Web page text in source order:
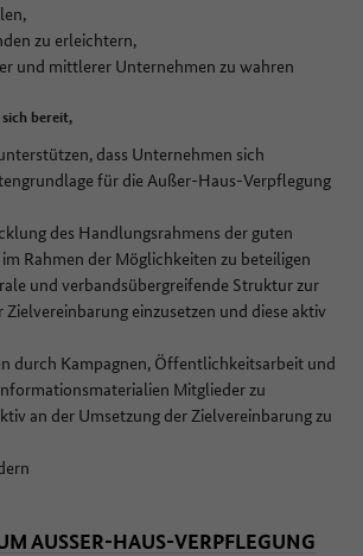
zu erleichtern,
und mittlerer Unternehmen zu wahren
bereit,
dass Unternehmen sich
für die Außer-Haus-Verpflegung
des Handlungsrahmens der guten
Rahmen der Möglichkeiten zu beteiligen
und verbandsübergreifende Struktur zur
Zielvereinbarung einzusetzen und diese aktiv
durch Kampagnen, Öffentlichkeitsarbeit und
Mitglieder zu
an der Umsetzung der Zielvereinbarung zu
AUSSER-HAUS-VERPFLEGUNG